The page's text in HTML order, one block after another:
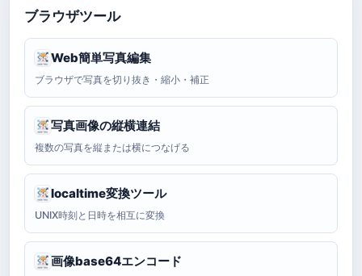
ブラウザツール
Web簡単写真編集
ブラウザで写真を切り抜き・縮小・補正
写真画像の縦横連結
複数の写真を縦または横につなげる
localtime変換ツール
UNIX時刻と日時を相互に変換
画像base64エンコード